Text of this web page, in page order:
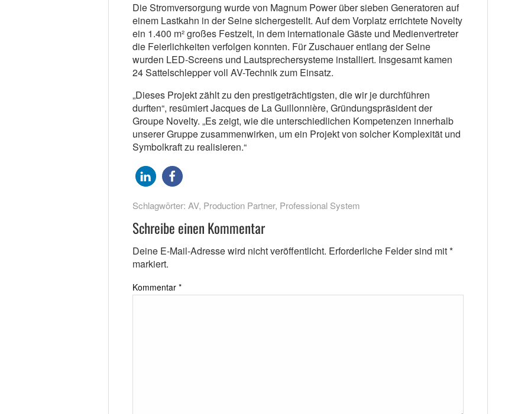
Die Stromversorgung wurde von Magnum Power über sieben Generatoren auf
einem Lastkahn in der Seine sichergestellt. Auf dem Vorplatz errichtete Novelty
ein 1.400 m² großes Festzelt, in dem internationale Gäste und Medienvertreter
die Feierlichkeiten verfolgen konnten. Für Zuschauer entlang der Seine
wurden LED-Screens und Lautsprechersysteme installiert. Insgesamt kamen
24 Sattelschlepper voll AV-Technik zum Einsatz.
„Dieses Projekt zählt zu den prestigeträchtigsten, die wir je durchführen
durften“, resümiert Jacques de La Guillonnière, Gründungspräsident der
Groupe Novelty. „Es zeigt, wie die unterschiedlichen Kompetenzen innerhalb
unserer Gruppe zusammenwirken, um ein Projekt von solcher Komplexität und
Symbolkraft zu realisieren.“
Schlagwörter: AV, Production Partner, Professional System
Schreibe einen Kommentar
Deine E-Mail-Adresse wird nicht veröffentlicht. Erforderliche Felder sind mit*
markiert.
Kommentar *